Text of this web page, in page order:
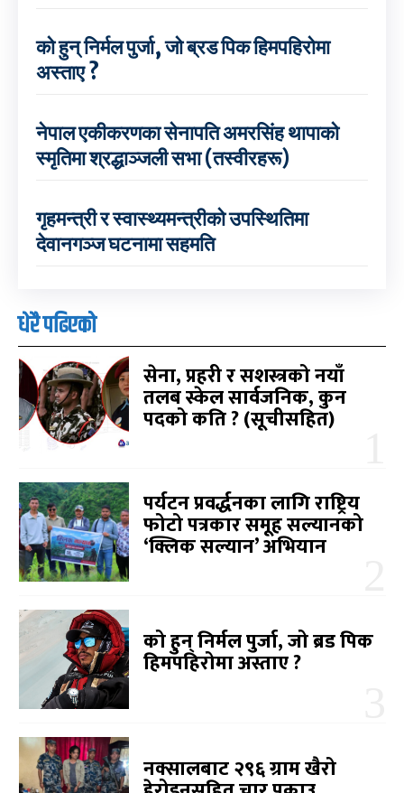
को हुन् निर्मल पुर्जा, जो ब्रड पिक हिमपहिरोमा
अस्ताए ?
नेपाल एकीकरणका सेनापति अमरसिंह थापाको
स्मृतिमा श्रद्धाञ्जली सभा (तस्वीरहरू)
गृहमन्त्री र स्वास्थ्यमन्त्रीको उपस्थितिमा
देवानगञ्ज घटनामा सहमति
धेरै पढिएको
सेना, प्रहरी र सशस्त्रको नयाँ
तलब स्केल सार्वजनिक, कुन
पदको कति ? (सूचीसहित)
पर्यटन प्रवर्द्धनका लागि राष्ट्रिय
फोटो पत्रकार समूह सल्यानको
‘क्लिक सल्यान’ अभियान
को हुन् निर्मल पुर्जा, जो ब्रड पिक
हिमपहिरोमा अस्ताए ?
नक्सालबाट २९६ ग्राम खैरो